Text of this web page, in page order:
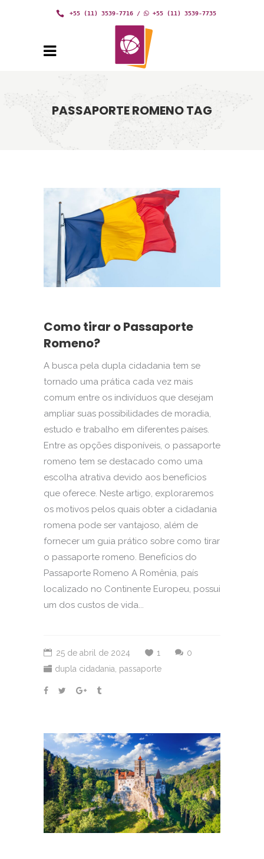
+55 (11) 3539-7716 / +55 (11) 3539-7735
PASSAPORTE ROMENO TAG
Como tirar o Passaporte
Romeno?
A busca pela dupla cidadania tem se
tornado uma prática cada vez mais
comum entre os indivíduos que desejam
ampliar suas possibilidades de moradia,
estudo e trabalho em diferentes países.
Entre as opções disponíveis, o passaporte
romeno tem se destacado como uma
escolha atrativa devido aos benefícios
que oferece. Neste artigo, exploraremos
os motivos pelos quais obter a cidadania
romena pode ser vantajoso, além de
fornecer um guia prático sobre como tirar
o passaporte romeno. Benefícios do
Passaporte Romeno A Romênia, país
localizado no Continente Europeu, possui
um dos custos de vida...
25 de abril de 2024 1
0
dupla cidadania, passaporte